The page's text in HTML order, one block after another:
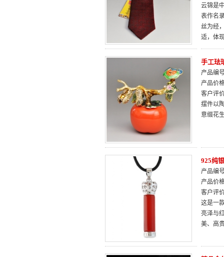
云锦是
表作名
丝为经
适，体
手工珐
产品编
产品价
客户评
摆件以
意缀花
925纯
产品编
产品价
客户评
这是一
亮泽与
美、高